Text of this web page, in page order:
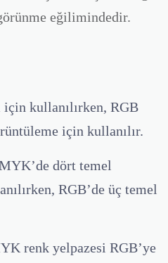
eğilimindedir.
için kullanılırken, RGB
için kullanılır.
dört temel
RGB’de üç temel
renk yelpazesi RGB’ye